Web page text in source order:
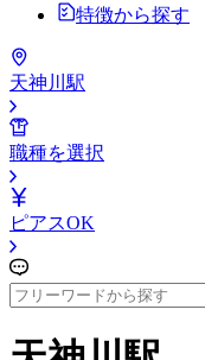
特徴から探す
天神川駅
職種を選択
ピアスOK